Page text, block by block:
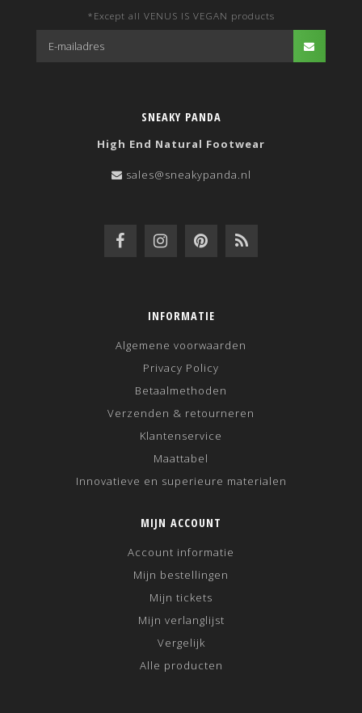
*Except all VENUS IS VEGAN products
SNEAKY PANDA
High End Natural Footwear
sales@sneakypanda.nl
INFORMATIE
Algemene voorwaarden
Privacy Policy
Betaalmethoden
Verzenden & retourneren
Klantenservice
Maattabel
Innovatieve en superieure materialen
MIJN ACCOUNT
Account informatie
Mijn bestellingen
Mijn tickets
Mijn verlanglijst
Vergelijk
Alle producten